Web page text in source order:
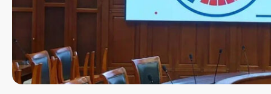
дистрибьютор сертифицированный
партнер